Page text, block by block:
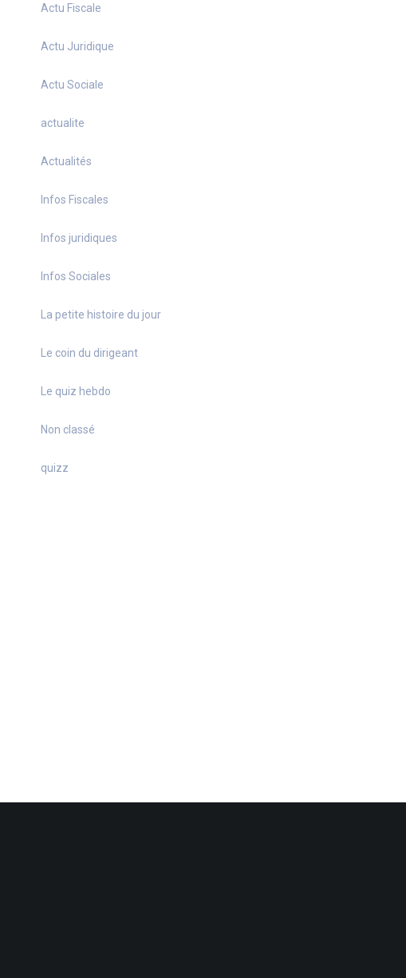
Actu Fiscale
Actu Juridique
Actu Sociale
actualite
Actualités
Infos Fiscales
Infos juridiques
Infos Sociales
La petite histoire du jour
Le coin du dirigeant
Le quiz hebdo
Non classé
quizz